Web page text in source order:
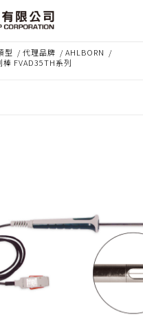
型 / 代理品牌 / AHLBORN /
棒 FVAD35TH系列